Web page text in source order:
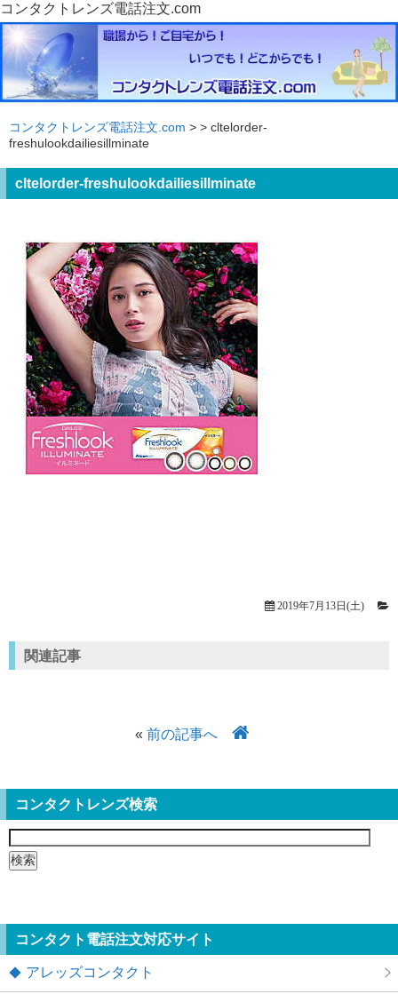
コンタクトレンズ電話注文.com
コンタクトレンズ電話注文.com > > cltelorder-
freshulookdailiesillminate
cltelorder-freshulookdailiesillminate
2019年7月13日(土)
関連記事
« 前の記事へ
コンタクトレンズ検索
検
索:
コンタクト電話注文対応サイト
アレッズコンタクト